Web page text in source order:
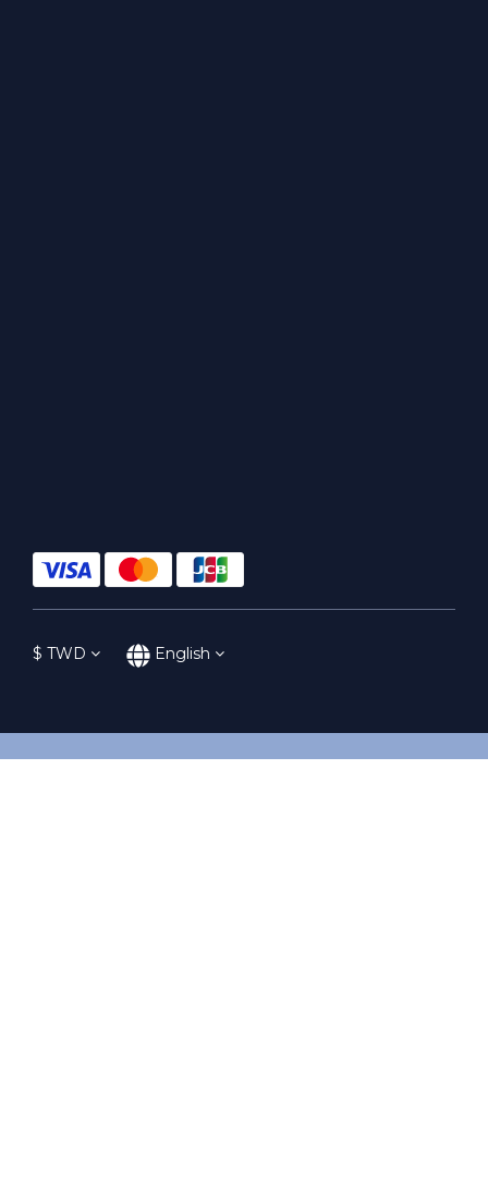
$ TWD English